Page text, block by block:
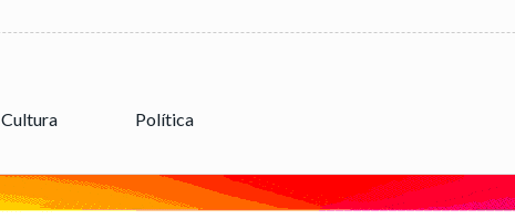
Cultura Política